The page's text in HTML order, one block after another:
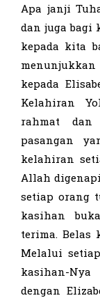
Apa janji
dan juga bagi
kepada kita
kepada
Kelahiran
rahmat
pasangan
kelahiran
Allah
setiap orang
kasihan
terima. Belas
Melalui
kasihan-Nya
dengan